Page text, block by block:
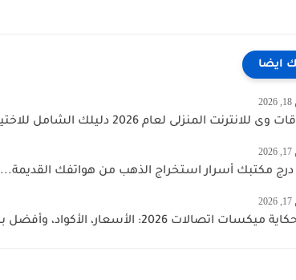
ايضا
للانترنت المنزلى لعام 2026 دليلك الشامل للاختيار...
درج مكتبك أسرار استخراج الذهب من هواتفك القديمة...
اتصالات 2026: الأسعار، الأكواد، وأفضل باقة ليك